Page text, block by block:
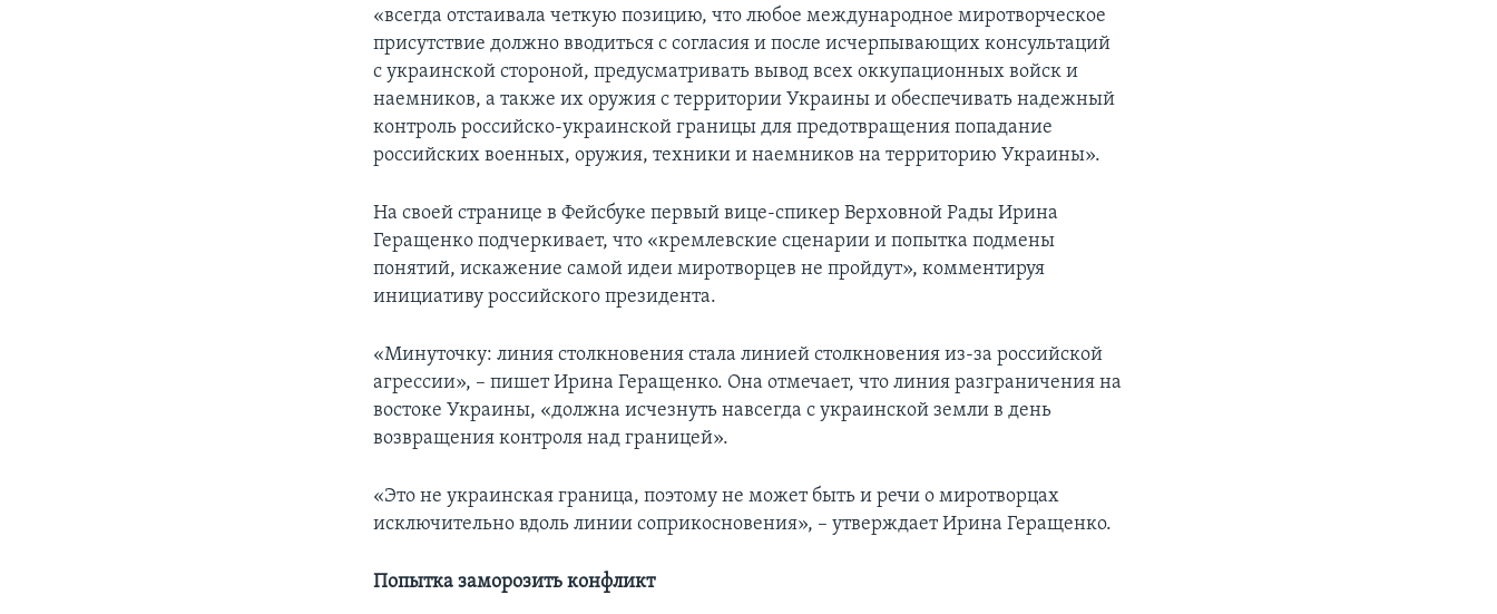
«всегда отстаивала четкую позицию, что любое международное миротворческое
присутствие должно вводиться с согласия и после исчерпывающих консультаций
с украинской стороной, предусматривать вывод всех оккупационных войск и
наемников, а также их оружия с территории Украины и обеспечивать надежный
контроль российско-украинской границы для предотвращения попадание
российских военных, оружия, техники и наемников на территорию Украины».
На своей странице в Фейсбуке первый вице-спикер Верховной Рады Ирина
Геращенко подчеркивает, что «кремлевские сценарии и попытка подмены
понятий, искажение самой идеи миротворцев не пройдут», комментируя
инициативу российского президента.
«Минуточку: линия столкновения стала линией столкновения из-за российской
агрессии», – пишет Ирина Геращенко. Она отмечает, что линия разграничения на
востоке Украины, «должна исчезнуть навсегда с украинской земли в день
возвращения контроля над границей».
«Это не украинская граница, поэтому не может быть и речи о миротворцах
исключительно вдоль линии соприкосновения», – утверждает Ирина Геращенко.
Попытка заморозить конфликт